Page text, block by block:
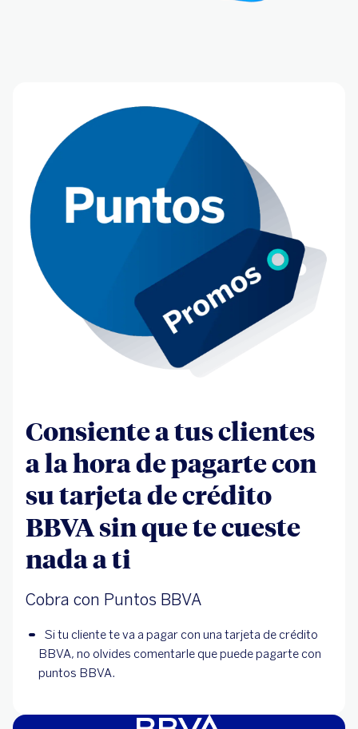
Consiente a tus clientes
a la hora de pagarte con
su tarjeta de crédito
BBVA sin que te cueste
nada a ti
Cobra con Puntos BBVA
Si tu cliente te va a pagar con una tarjeta de crédito
BBVA, no olvides comentarle que puede pagarte con
puntos BBVA.